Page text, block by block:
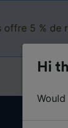
offre 5 %
Hi